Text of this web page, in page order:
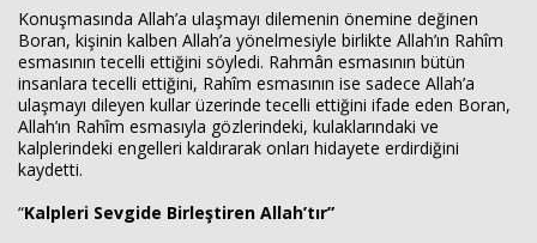
Konuşmasında Allah’a ulaşmayı dilemenin önemine değinen
Boran, kişinin kalben Allah’a yönelmesiyle birlikte Allah’ın Rahîm
esmasının tecelli ettiğini söyledi. Rahmân esmasının bütün
insanlara tecelli ettiğini, Rahîm esmasının ise sadece Allah’a
ulaşmayı dileyen kullar üzerinde tecelli ettiğini ifade eden Boran,
Allah’ın Rahîm esmasıyla gözlerindeki, kulaklarındaki ve
kalplerindeki engelleri kaldırarak onları hidayete erdirdiğini
kaydetti.
“Kalpleri Sevgide Birleştiren Allah’tır”